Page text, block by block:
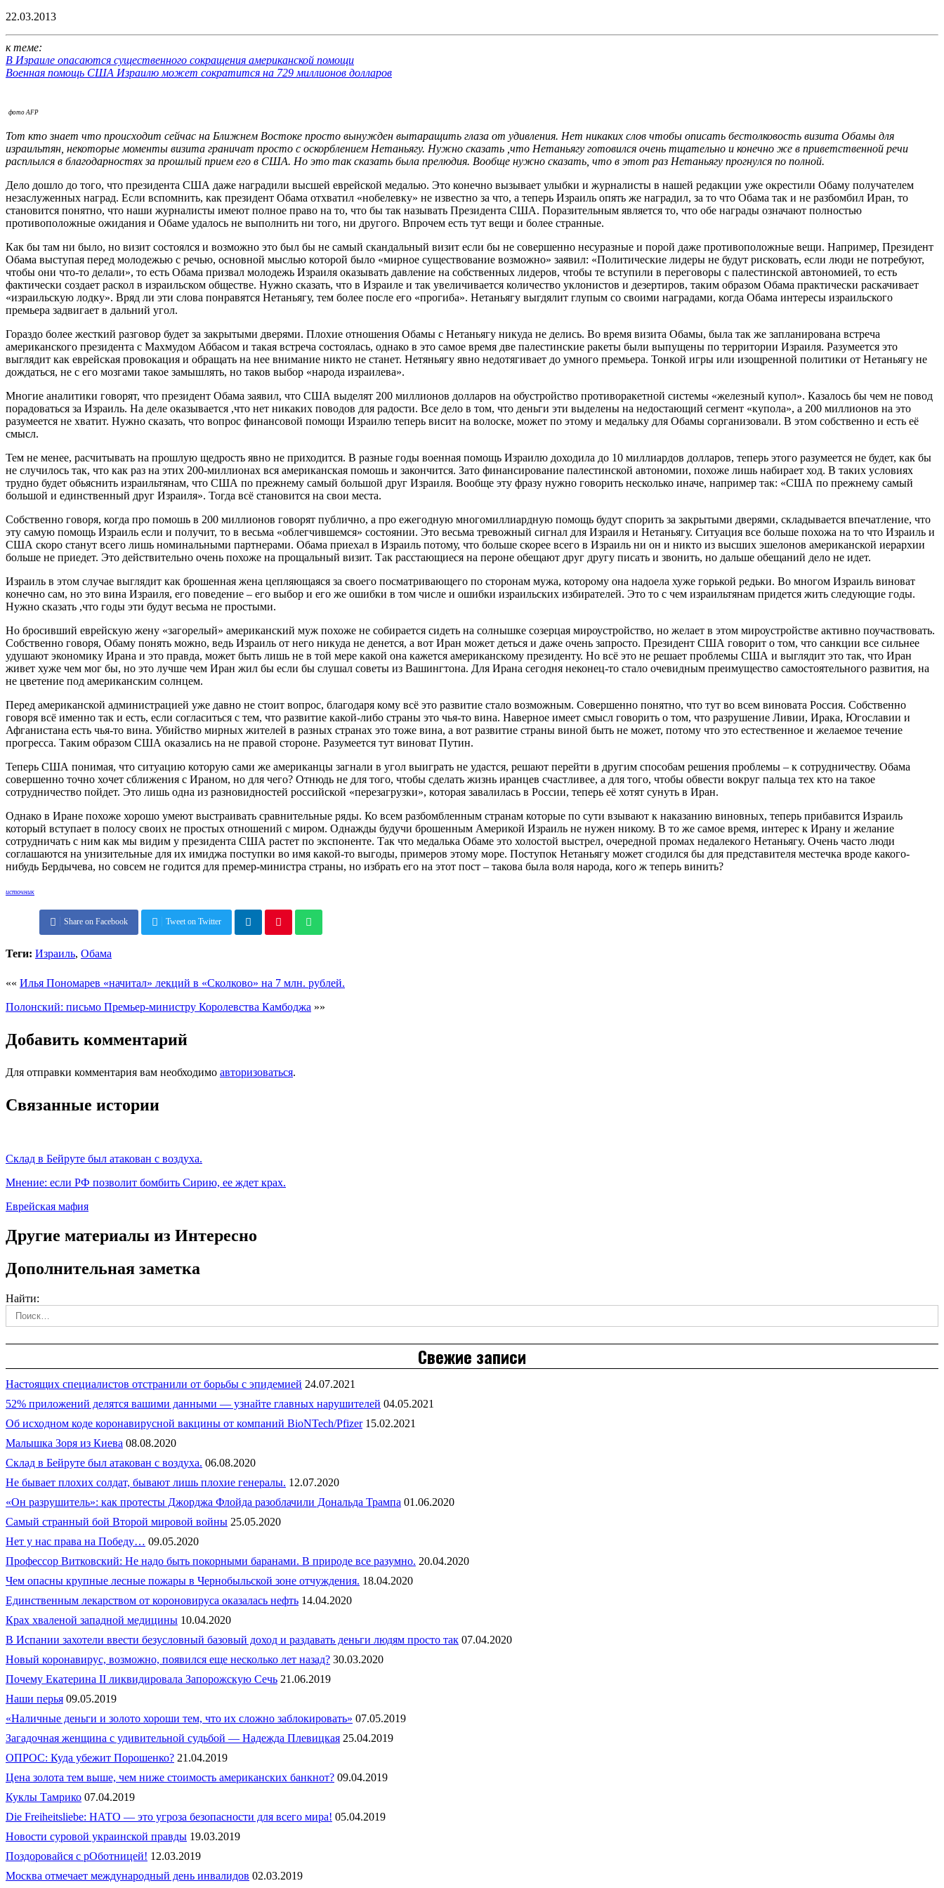
22.03.2013
к теме:
В Израиле опасаются существенного сокращения американской помощи
Военная помощь США Израилю может сократится на 729 миллионов долларов
фото AFP
Тот кто знает что происходит сейчас на Ближнем Востоке просто вынужден вытаращить глаза от удивления. Нет никаких слов чтобы описать бестолковость визита Обамы для
израильтян, некоторые моменты визита граничат просто с оскорблением Нетаньягу. Нужно сказать ,что Нетаньягу готовился очень тщательно и конечно же в приветственной речи
расплылся в благодарностях за прошлый прием его в США. Но это так сказать была прелюдия. Вообще нужно сказать, что в этот раз Нетаньягу прогнулся по полной.
Дело дошло до того, что президента США даже наградили высшей еврейской медалью. Это конечно вызывает улыбки и журналисты в нашей редакции уже окрестили Обаму получателем
незаслуженных наград. Если вспомнить, как президент Обама отхватил «нобелевку» не известно за что, а теперь Израиль опять же наградил, за то что Обама так и не разбомбил Иран, то
становится понятно, что наши журналисты имеют полное право на то, что бы так называть Президента США. Поразительным является то, что обе награды означают полностью
противоположные ожидания и Обаме удалось не выполнить ни того, ни другого. Впрочем есть тут вещи и более странные.
Как бы там ни было, но визит состоялся и возможно это был бы не самый скандальный визит если бы не совершенно несуразные и порой даже противоположные вещи. Например, Президент
Обама выступая перед молодежью с речью, основной мыслью которой было «мирное существование возможно» заявил: «Политические лидеры не будут рисковать, если люди не потребуют,
чтобы они что-то делали», то есть Обама призвал молодежь Израиля оказывать давление на собственных лидеров, чтобы те вступили в переговоры с палестинской автономией, то есть
фактически создает раскол в израильском обществе. Нужно сказать, что в Израиле и так увеличивается количество уклонистов и дезертиров, таким образом Обама практически раскачивает
«израильскую лодку». Вряд ли эти слова понравятся Нетаньягу, тем более после его «прогиба». Нетаньягу выгдялит глупым со своими наградами, когда Обама интересы израильского
премьера задвигает в дальний угол.
Гораздо более жесткий разговор будет за закрытыми дверями. Плохие отношения Обамы с Нетаньягу никуда не делись. Во время визита Обамы, была так же запланирована встреча
американского президента с Махмудом Аббасом и такая встреча состоялась, однако в это самое время две палестинские ракеты были выпущены по территории Израиля. Разумеется это
выглядит как еврейская провокация и обращать на нее внимание никто не станет. Нетяньягу явно недотягивает до умного премьера. Тонкой игры или изощренной политики от Нетаньягу не
дождаться, не с его мозгами такое замышлять, но таков выбор «народа израилева».
Многие аналитики говорят, что президент Обама заявил, что США выделят 200 миллионов долларов на обустройство противоракетной системы «железный купол». Казалось бы чем не повод
порадоваться за Израиль. На деле оказывается ,что нет никаких поводов для радости. Все дело в том, что деньги эти выделены на недостающий сегмент «купола», а 200 миллионов на это
разумеется не хватит. Нужно сказать, что вопрос финансовой помощи Израилю теперь висит на волоске, может по этому и медальку для Обамы сорганизовали. В этом собственно и есть её
смысл.
Тем не менее, расчитывать на прошлую щедрость явно не приходится. В разные годы военная помощь Израилю доходила до 10 миллиардов долларов, теперь этого разумеется не будет, как бы
не случилось так, что как раз на этих 200-миллионах вся американская помошь и закончится. Зато финансирование палестинской автономии, похоже лишь набирает ход. В таких условиях
трудно будет обьяснить израильтянам, что США по прежнему самый большой друг Израиля. Вообще эту фразу нужно говорить несколько иначе, например так: «США по прежнему самый
большой и единственный друг Израиля». Тогда всё становится на свои места.
Собственно говоря, когда про помошь в 200 миллионов говорят публично, а про ежегодную многомиллиардную помощь будут спорить за закрытыми дверями, складывается впечатление, что
эту самую помощь Израиль если и получит, то в весьма «облегчившемся» состоянии. Это весьма тревожный сигнал для Израиля и Нетаньягу. Ситуация все больше похожа на то что Израиль и
США скоро станут всего лишь номинальными партнерами. Обама приехал в Израиль потому, что больше скорее всего в Израиль ни он и никто из высших эшелонов американской иерархии
больше не приедет. Это действительно очень похоже на прощальный визит. Так расстающиеся на пероне обещают друг другу писать и звонить, но дальше обещаний дело не идет.
Израиль в этом случае выглядит как брошенная жена цепляющаяся за своего посматривающего по сторонам мужа, которому она надоела хуже горькой редьки. Во многом Израиль виноват
конечно сам, но это вина Израиля, его поведение – его выбор и его же ошибки в том числе и ошибки израильских избирателей. Это то с чем израильтянам придется жить следующие годы.
Нужно сказать ,что годы эти будут весьма не простыми.
Но бросивший еврейскую жену «загорелый» американский муж похоже не собирается сидеть на солнышке созерцая мироустройство, но желает в этом мироустройстве активно поучаствовать.
Собственно говоря, Обаму понять можно, ведь Израиль от него никуда не денется, а вот Иран может деться и даже очень запросто. Президент США говорит о том, что санкции все сильнее
удушают экономику Ирана и это правда, может быть лишь не в той мере какой она кажется американскому президенту. Но всё это не решает проблемы США и выглядит это так, что Иран
живет хуже чем мог бы, но это лучше чем Иран жил бы если бы слушал советы из Вашингтона. Для Ирана сегодня неконец-то стало очевидным преимущество самостоятельного развития, на
не цветение под американским солнцем.
Перед американской администрацией уже давно не стоит вопрос, благодаря кому всё это развитие стало возможным. Совершенно понятно, что тут во всем виновата Россия. Собственно
говоря всё именно так и есть, если согласиться с тем, что развитие какой-либо страны это чья-то вина. Наверное имеет смысл говорить о том, что разрушение Ливии, Ирака, Югославии и
Афганистана есть чья-то вина. Убийство мирных жителей в разных странах это тоже вина, а вот развитие страны виной быть не может, потому что это естественное и желаемое течение
прогресса. Таким образом США оказались на не правой стороне. Разумеется тут виноват Путин.
Теперь США понимая, что ситуацию которую сами же американцы загнали в угол выиграть не удастся, решают перейти в другим способам решения проблемы – к сотрудничеству. Обама
совершенно точно хочет сближения с Ираном, но для чего? Отнюдь не для того, чтобы сделать жизнь иранцев счастливее, а для того, чтобы обвести вокруг пальца тех кто на такое
сотрудничество пойдет. Это лишь одна из разновидностей российской «перезагрузки», которая завалилась в России, теперь её хотят сунуть в Иран.
Однако в Иране похоже хорошо умеют выстраивать сравнительные ряды. Ко всем разбомбленным странам которые по сути взывают к наказанию виновных, теперь прибавится Израиль
который вступает в полосу своих не простых отношений с миром. Однажды будучи брошенным Америкой Израиль не нужен никому. В то же самое время, интерес к Ирану и желание
сотрудничать с ним как мы видим у президента США растет по экспоненте. Так что медалька Обаме это холостой выстрел, очередной промах недалекого Нетаньягу. Очень часто люди
соглашаются на унизительные для их имиджа поступки во имя какой-то выгоды, примеров этому море. Поступок Нетаньягу может сгодился бы для представителя местечка вроде какого-
нибудь Бердычева, но совсем не годится для премер-министра страны, но избрать его на этот пост – такова была воля народа, кого ж теперь винить?
источник
Share on Facebook Tweet on Twitter
Теги: Израиль, Обама
«« Илья Пономарев «начитал» лекций в «Сколково» на 7 млн. рублей.
Полонский: письмо Премьер-министру Королевства Камбоджа »»
Добавить комментарий
Для отправки комментария вам необходимо авторизоваться.
Связанные истории
Склад в Бейруте был атакован с воздуха.
Мнение: если РФ позволит бомбить Сирию, ее ждет крах.
Еврейская мафия
Другие материалы из Интересно
Дополнительная заметка
Найти:
Свежие записи
Настоящих специалистов отстранили от борьбы с эпидемией 24.07.2021
52% приложений делятся вашими данными — узнайте главных нарушителей 04.05.2021
Об исходном коде коронавирусной вакцины от компаний BioNTech/Pfizer 15.02.2021
Малышка Зоря из Киева 08.08.2020
Склад в Бейруте был атакован с воздуха. 06.08.2020
Не бывает плохих солдат, бывают лишь плохие генералы. 12.07.2020
«Он разрушитель»: как протесты Джорджа Флойда разоблачили Дональда Трампа 01.06.2020
Самый странный бой Второй мировой войны 25.05.2020
Нет у нас права на Победу… 09.05.2020
Профессор Витковский: Не надо быть покорными баранами. В природе все разумно. 20.04.2020
Чем опасны крупные лесные пожары в Чернобыльской зоне отчуждения. 18.04.2020
Единственным лекарством от короновируса оказалась нефть 14.04.2020
Крах хваленой западной медицины 10.04.2020
В Испании захотели ввести безусловный базовый доход и раздавать деньги людям просто так 07.04.2020
Новый коронавирус, возможно, появился еще несколько лет назад? 30.03.2020
Почему Екатерина II ликвидировала Запорожскую Сечь 21.06.2019
Наши перья 09.05.2019
«Наличные деньги и золото хороши тем, что их сложно заблокировать» 07.05.2019
Загадочная женщина с удивительной судьбой — Надежда Плевицкая 25.04.2019
ОПРОС: Куда убежит Порошенко? 21.04.2019
Цена золота тем выше, чем ниже стоимость американских банкнот? 09.04.2019
Куклы Тамрико 07.04.2019
Die Freiheitsliebe: НАТО — это угроза безопасности для всего мира! 05.04.2019
Новости суровой украинской правды 19.03.2019
Поздоровайся с рОботницей! 12.03.2019
Москва отмечает международный день инвалидов 02.03.2019